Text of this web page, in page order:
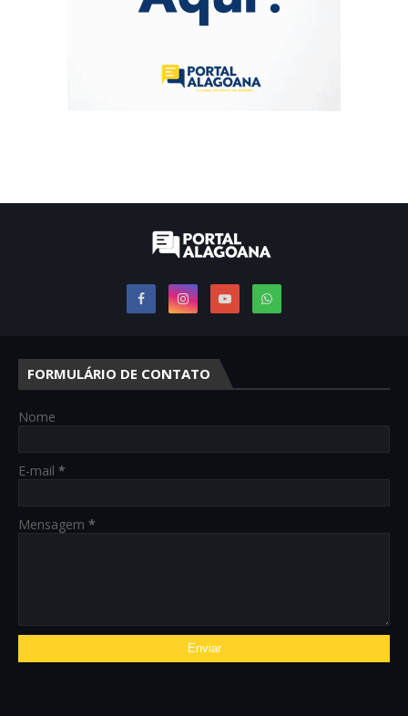
FORMULÁRIO DE CONTATO
Nome
E-mail *
Mensagem *